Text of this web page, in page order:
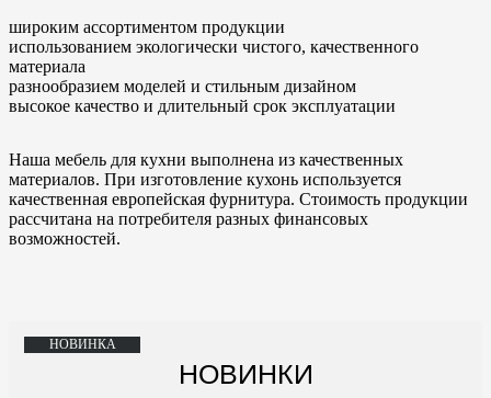
широким ассортиментом продукции
использованием экологически чистого, качественного
материала
разнообразием моделей и стильным дизайном
высокое качество и длительный срок эксплуатации
Наша мебель для кухни выполнена из качественных
материалов. При изготовление кухонь используется
качественная европейская фурнитура. Стоимость продукции
рассчитана на потребителя разных финансовых
возможностей.
НОВИНКИ
НОВИНКА
НОВИНКА
НОВИНКА
НОВИНКА
НОВИНКА
НОВИНКА
НОВИНКА
НОВИНКА
НОВИНКА